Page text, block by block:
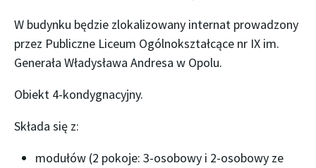
W budynku będzie zlokalizowany internat prowadzony
przez Publiczne Liceum Ogólnokształcące nr IX im.
Generała Władysława Andresa w Opolu.
Obiekt 4-kondygnacyjny.
Składa się z:
modułów (2 pokoje: 3-osobowy i 2-osobowy ze